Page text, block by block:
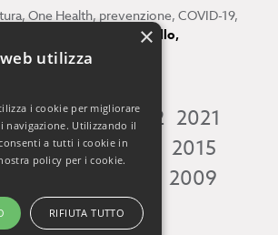
, One Health, prevenzione, COVID-19,
cervello,
2024 2023 2022 2021
2018 2017 2016
2015
2009
×
utilizza
i cookie per migliorare
navigazione. Utilizzando il
a tutti i cookie in
policy per i cookie.
RIFIUTA TUTTO